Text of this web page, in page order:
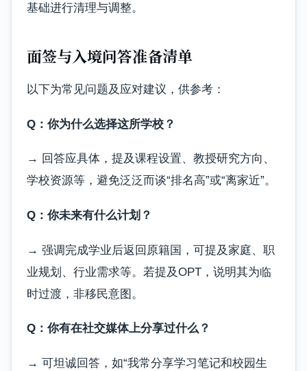
基础进行清理与调整。
面签与入境问答准备清单
以下为常见问题及应对建议，供参考：
Q：你为什么选择这所学校？
→ 回答应具体，提及课程设置、教授研究方向、
学校资源等，避免泛泛而谈“排名高”或“离家近”。
Q：你未来有什么计划？
→ 强调完成学业后返回原籍国，可提及家庭、职
业规划、行业需求等。若提及OPT，说明其为临
时过渡，非移民意图。
Q：你有在社交媒体上分享过什么？
→ 可坦诚回答，如“我常分享学习笔记和校园生